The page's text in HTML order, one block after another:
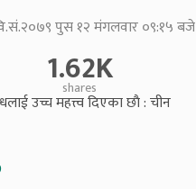
पुस १२ मंगलवार ०९:१५ बजे
1.62K
shares